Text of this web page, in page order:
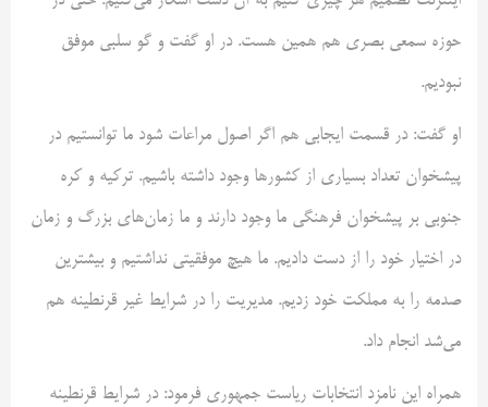
حوزه سمعی بصری هم همین هست. در او گفت و گو سلبی موفق
نبودیم.
او گفت: در قسمت ایجابی هم اگر اصول مراعات شود ما توانستیم در
پیشخوان تعداد بسیاری از کشورها وجود داشته باشیم. ترکیه و کره
جنوبی بر پیشخوان فرهنگی ما وجود دارند و ما زمان‌های بزرگ و زمان
در اختیار خود را از دست دادیم. ما هیچ موفقیتی نداشتیم و بیشترین
صدمه را به مملکت خود زدیم. مدیریت را در شرایط غیر قرنطینه هم
می‌شد انجام داد.
همراه این نامزد انتخابات ریاست جمهوری فرمود: در شرایط قرنطینه